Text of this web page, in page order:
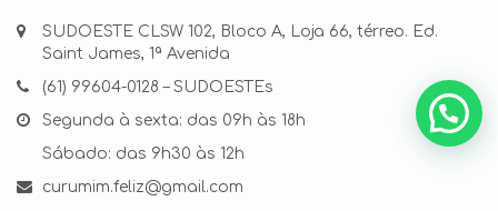
SUDOESTE CLSW 102, Bloco A, Loja 66, térreo. Ed.
Saint James, 1ª Avenida
(61) 99604-0128 – SUDOESTEs
Segunda à sexta: das 09h às 18h
Sábado: das 9h30 às 12h
curumim.feliz@gmail.com